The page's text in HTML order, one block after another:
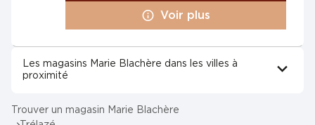
Voir plus
Les magasins Marie Blachère dans les villes à
proximité
Trouver un magasin Marie Blachère